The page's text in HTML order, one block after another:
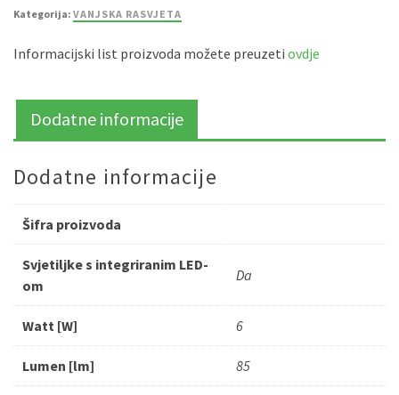
IP65
količina
Kategorija: VANJSKA RASVJETA
Informacijski list proizvoda možete preuzeti ovdje
Dodatne informacije
Dodatne informacije
Šifra proizvoda
Svjetiljke s integriranim LED-
om
Da
Watt [W] 6
Lumen [lm] 85